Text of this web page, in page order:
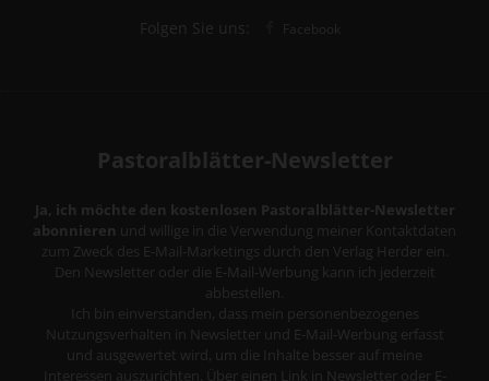
Folgen Sie uns: Facebook
Pastoralblätter-Newsletter
Ja, ich möchte den kostenlosen Pastoralblätter-Newsletter
abonnieren und willige in die Verwendung meiner Kontaktdaten
zum Zweck des E-Mail-Marketings durch den Verlag Herder ein.
Den Newsletter oder die E-Mail-Werbung kann ich jederzeit
abbestellen.
Ich bin einverstanden, dass mein personenbezogenes
Nutzungsverhalten in Newsletter und E-Mail-Werbung erfasst
und ausgewertet wird, um die Inhalte besser auf meine
Interessen auszurichten. Über einen Link in Newsletter oder E-